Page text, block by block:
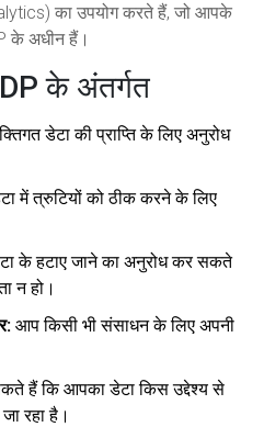
का उपयोग करते हैं, जो आपके
के अधीन हैं।
के अंतर्गत
डेटा की प्राप्ति के लिए अनुरोध
में त्रुटियों को ठीक करने के लिए
के हटाए जाने का अनुरोध कर सकते
न हो।
आप किसी भी संसाधन के लिए अपनी
हैं कि आपका डेटा किस उद्देश्य से
रहा है।